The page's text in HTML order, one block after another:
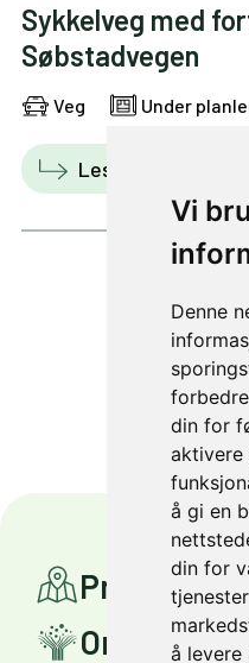
Vi
Denne
din for
aktivere
å gi en
din for
å levere
Sykkelveg med
Søbstadvegen
Veg Under
Les mer
Prosjekter
Om